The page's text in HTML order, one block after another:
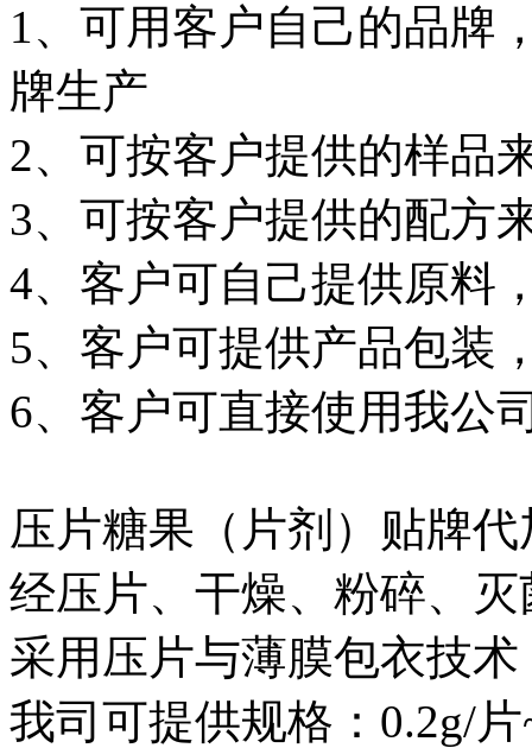
1、可用客户自己的品牌
牌生产
2、可按客户提供的样品
3、可按客户提供的配方
4、客户可自己提供原料
5、客户可提供产品包装
6、客户可直接使用我公
压片糖果（片剂）贴牌
经压片、干燥、粉碎、
采用压片与薄膜包衣技
我司可提供规格：0.2g/